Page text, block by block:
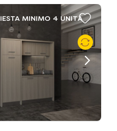
MINIMO 4 UNITÁ